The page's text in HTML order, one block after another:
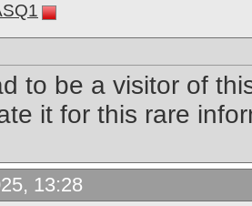
to be a visitor of
it for this rare
13:28